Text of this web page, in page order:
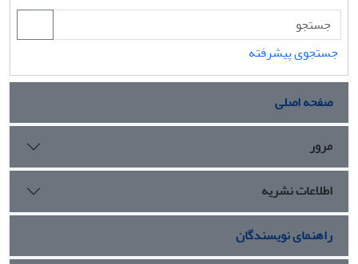
جستجوی پیشرفته
صفحه اصلی
مرور
اطلاعات نشریه
راهنمای نویسندگان